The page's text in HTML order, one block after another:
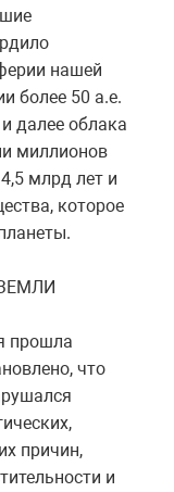
нашей
более 50 а.е.
далее облака
миллионов
млрд лет и
которое
прошла
что
причин,
и